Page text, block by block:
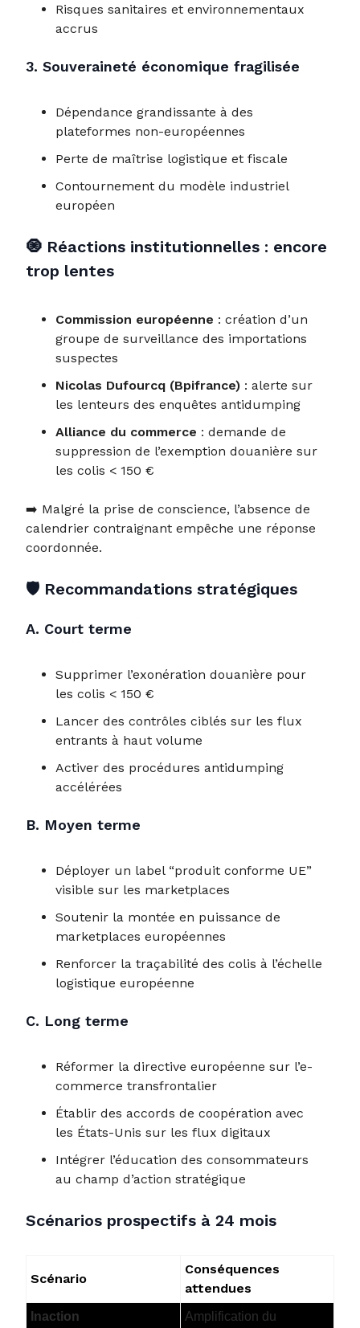
Risques sanitaires et environnementaux
accrus
3. Souveraineté économique fragilisée
Dépendance grandissante à des
plateformes non-européennes
Perte de maîtrise logistique et fiscale
Contournement du modèle industriel
européen
🧿 Réactions institutionnelles : encore
trop lentes
Commission européenne : création d’un
groupe de surveillance des importations
suspectes
Nicolas Dufourcq (Bpifrance) : alerte sur
les lenteurs des enquêtes antidumping
Alliance du commerce : demande de
suppression de l’exemption douanière sur
les colis < 150 €
➡️ Malgré la prise de conscience, l’absence de
calendrier contraignant empêche une réponse
coordonnée.
🛡️ Recommandations stratégiques
A. Court terme
Supprimer l’exonération douanière pour
les colis < 150 €
Lancer des contrôles ciblés sur les flux
entrants à haut volume
Activer des procédures antidumping
accélérées
B. Moyen terme
Déployer un label “produit conforme UE”
visible sur les marketplaces
Soutenir la montée en puissance de
marketplaces européennes
Renforcer la traçabilité des colis à l’échelle
logistique européenne
C. Long terme
Réformer la directive européenne sur l’e-
commerce transfrontalier
Établir des accords de coopération avec
les États-Unis sur les flux digitaux
Intégrer l’éducation des consommateurs
au champ d’action stratégique
Scénarios prospectifs à 24 mois
Scénario
Conséquences
attendues
Inaction
Amplification du